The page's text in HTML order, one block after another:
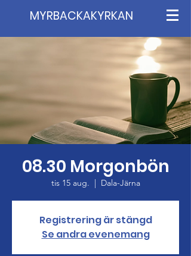
MYRBACKAKYRKAN
08.30 Morgonbön
tis 15 aug.
  |
Dala-Järna
Registrering är stängd
Se andra evenemang